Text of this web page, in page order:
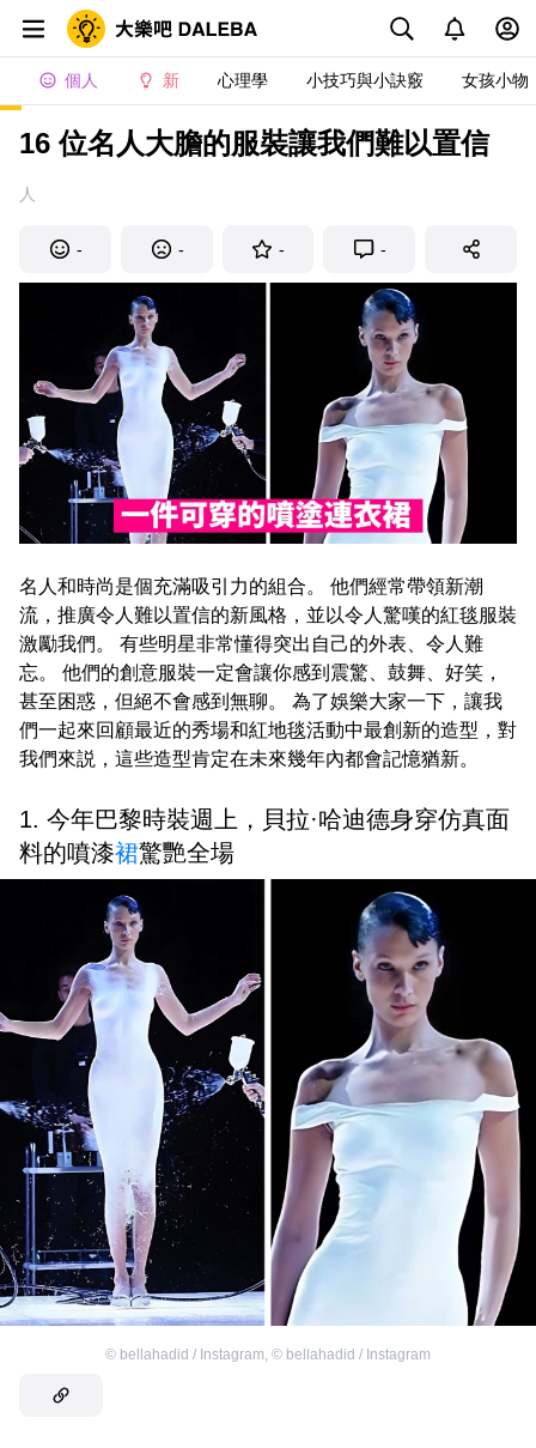
個人 新 心理學 小技巧與小訣竅 女孩小物
16 位名人大膽的服裝讓我們難以置信
人
- - - -
名人和時尚是個充滿吸引力的組合。 他們經常帶領新潮
流，推廣令人難以置信的新風格，並以令人驚嘆的紅毯服裝
激勵我們。 有些明星非常懂得突出自己的外表、令人難
忘。 他們的創意服裝一定會讓你感到震驚、鼓舞、好笑，
甚至困惑，但絕不會感到無聊。 為了娛樂大家一下，讓我
們一起來回顧最近的秀場和紅地毯活動中最創新的造型，對
我們來説，這些造型肯定在未來幾年內都會記憶猶新。
1. 今年巴黎時裝週上，貝拉·哈迪德身穿仿真面
料的噴漆裙驚艷全場
© bellahadid / Instagram, © bellahadid / Instagram